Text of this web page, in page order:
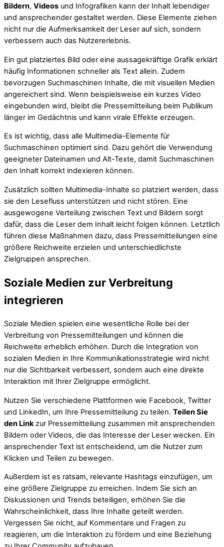
Bildern, Videos und Infografiken kann der Inhalt lebendiger
und ansprechender gestaltet werden. Diese Elemente ziehen
nicht nur die Aufmerksamkeit der Leser auf sich, sondern
verbessern auch das Nutzererlebnis.
Ein gut platziertes Bild oder eine aussagekräftige Grafik erklärt
häufig Informationen schneller als Text allein. Zudem
bevorzugen Suchmaschinen Inhalte, die mit visuellen Medien
angereichert sind. Wenn beispielsweise ein kurzes Video
eingebunden wird, bleibt die Pressemitteilung beim Publikum
länger im Gedächtnis und kann virale Effekte erzeugen.
Es ist wichtig, dass alle Multimedia-Elemente für
Suchmaschinen optimiert sind. Dazu gehört die Verwendung
geeigneter Dateinamen und Alt-Texte, damit Suchmaschinen
den Inhalt korrekt indexieren können.
Zusätzlich sollten Multimedia-Inhalte so platziert werden, dass
sie den Lesefluss unterstützen und nicht stören. Eine
ausgewogene Verteilung zwischen Text und Bildern sorgt
dafür, dass die Leser dem Inhalt leicht folgen können. Letztlich
führen diese Maßnahmen dazu, dass Pressemitteilungen eine
größere Reichweite erzielen und unterschiedlichste
Zielgruppen ansprechen.
Soziale Medien zur Verbreitung
integrieren
Soziale Medien spielen eine wesentliche Rolle bei der
Verbreitung von Pressemitteilungen und können die
Reichweite erheblich erhöhen. Durch die Integration von
sozialen Medien in Ihre Kommunikationsstrategie wird nicht
nur die Sichtbarkeit verbessert, sondern auch eine direkte
Interaktion mit Ihrer Zielgruppe ermöglicht.
Nutzen Sie verschiedene Plattformen wie Facebook, Twitter
und LinkedIn, um Ihre Pressemitteilung zu teilen. Teilen Sie
den Linkzur Pressemitteilung zusammen mit ansprechenden
Bildern oder Videos, die das Interesse der Leser wecken. Ein
ansprechender Text ist entscheidend, um die Nutzer zum
Klicken und Teilen zu bewegen.
Außerdem ist es ratsam, relevante Hashtags einzufügen, um
eine größere Zielgruppe zu erreichen. Indem Sie sich an
Diskussionen und Trends beteiligen, erhöhen Sie die
Wahrscheinlichkeit, dass Ihre Inhalte geteilt werden.
Vergessen Sie nicht, auf Kommentare und Fragen zu
reagieren, um die Interaktion zu fördern und eine Beziehung